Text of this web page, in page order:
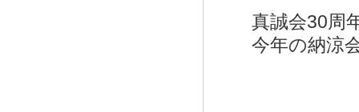
真誠会30周
今年の納涼